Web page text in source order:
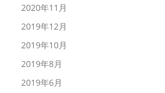
2020年11月
2019年12月
2019年10月
2019年8月
2019年6月